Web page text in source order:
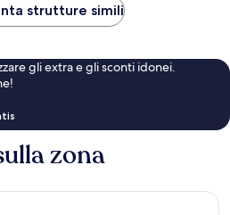
strutture simili
gli extra e gli sconti idonei.
zona